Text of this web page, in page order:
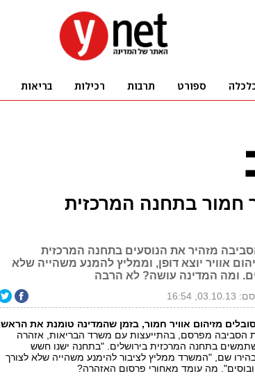
חמור בתחנה המרכזית
מזהיר את הנוסעים בתחנה המרכזית
אוויר יוצא דופן, וממליץ להמנע משהייה שלא
ומה המדינה עושה? לא הרבה
16:54
סובלים מזיהום אוויר חמור, בזמן שהמדינה טומנת את הראש
הסביבה מפרסם, בהתייעצות עם משרד הבריאות, אזהרה
בתחנה המרכזית בירושלים. "בתחנה ישנו חשש
שם, "המשרד ממליץ לציבור להימנע משהייה שלא לצורך
מה עומד מאחורי פרסום האזהרה?